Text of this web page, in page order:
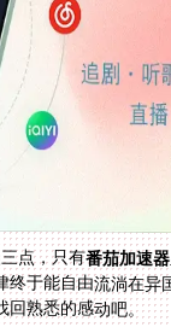
点，只有番茄加速器
熟悉的感动吧。